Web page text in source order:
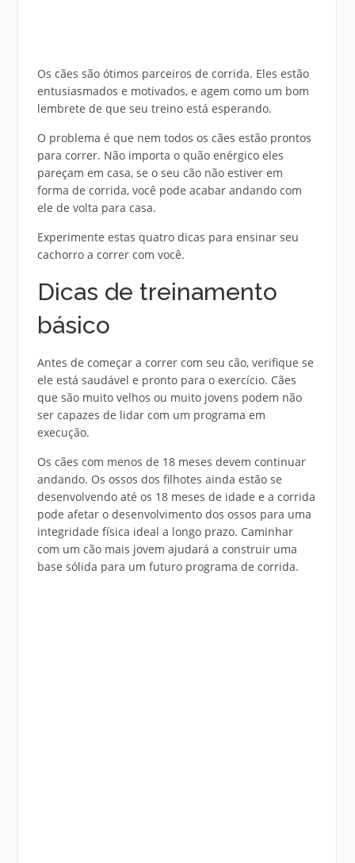
Os cães são ótimos parceiros de corrida. Eles estão
entusiasmados e motivados, e agem como um bom
lembrete de que seu treino está esperando.
O problema é que nem todos os cães estão prontos
para correr. Não importa o quão enérgico eles
pareçam em casa, se o seu cão não estiver em
forma de corrida, você pode acabar andando com
ele de volta para casa.
Experimente estas quatro dicas para ensinar seu
cachorro a correr com você.
Dicas de treinamento
básico
Antes de começar a correr com seu cão, verifique se
ele está saudável e pronto para o exercício. Cães
que são muito velhos ou muito jovens podem não
ser capazes de lidar com um programa em
execução.
Os cães com menos de 18 meses devem continuar
andando. Os ossos dos filhotes ainda estão se
desenvolvendo até os 18 meses de idade e a corrida
pode afetar o desenvolvimento dos ossos para uma
integridade física ideal a longo prazo. Caminhar
com um cão mais jovem ajudará a construir uma
base sólida para um futuro programa de corrida.